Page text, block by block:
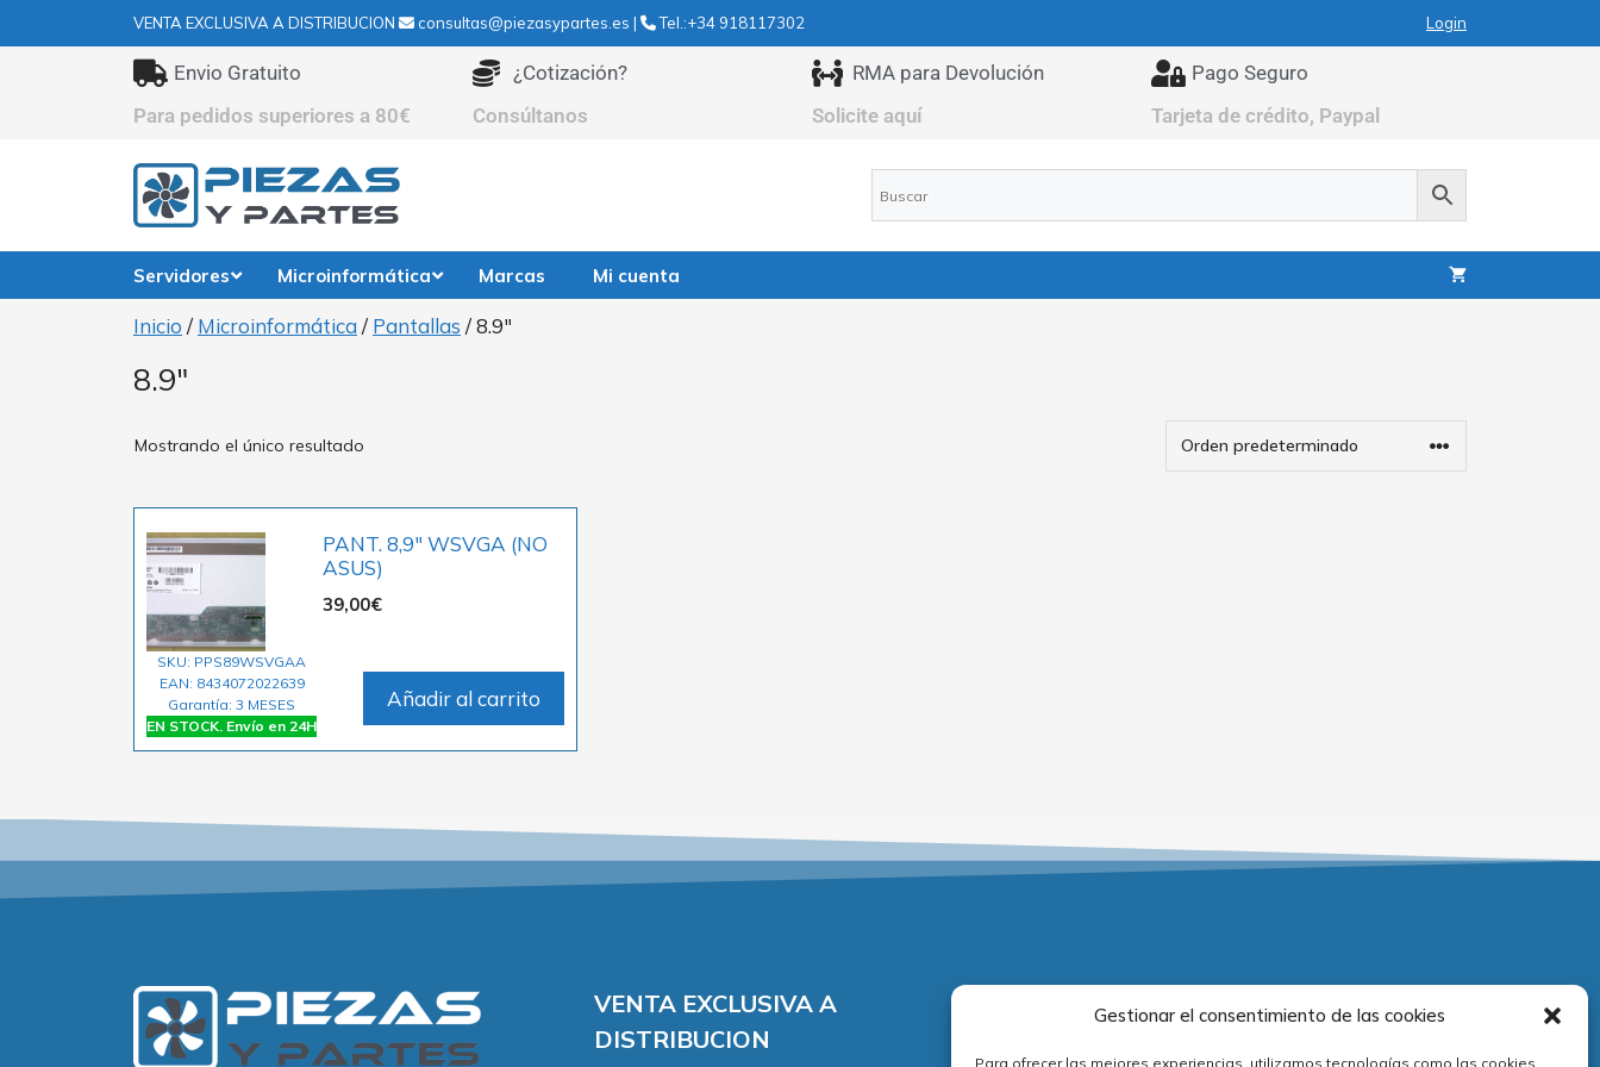
Gestionar el consentimiento de las cookies
Para ofrecer las mejores experiencias, utilizamos tecnologías como las cookies
Login
VENTA EXCLUSIVA A DISTRIBUCION consultas@piezasypartes.es | Tel.:+34 918117302
Envio Gratuito
Para pedidos superiores a 80€
¿Cotización?
Consúltanos
RMA para Devolución
Solicite aquí
Pago Seguro
Tarjeta de crédito, Paypal
Servidores Microinformática Marcas Mi cuenta
Inicio / Microinformática/ Pantallas / 8.9"
8.9"
Mostrando el único resultado
SKU: PPS89WSVGAA
EAN: 8434072022639
Garantía: 3 MESES
EN STOCK. Envío en 24H
PANT. 8,9″ WSVGA (NO
ASUS)
39,00€
Añadir al carrito
VENTA EXCLUSIVA A
DISTRIBUCION
Adecuación normativa